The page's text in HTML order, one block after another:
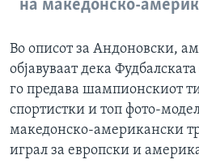
на македонско-
Во описот за Андоновски,
објавуваат дека
го предава шампионскиот
спортистки и топ фото-
македонско-американски
играл за европски и